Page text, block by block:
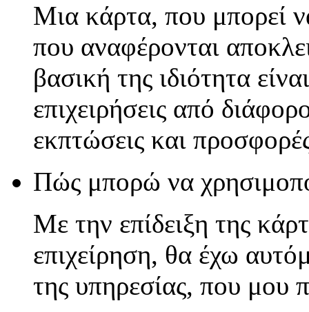
Μια κάρτα, που μπορεί
που αναφέρονται
βασική της ιδιότητα
επιχειρήσεις από
εκπτώσεις και
Πώς μπορώ να
Με την επίδειξη της
επιχείρηση, θα έχω
της υπηρεσίας, που μου